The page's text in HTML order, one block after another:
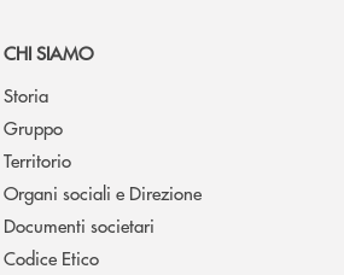
CHI SIAMO
Storia
Gruppo
Territorio
Organi sociali e Direzione
Documenti societari
Codice Etico